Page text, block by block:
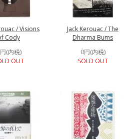
/ Visions
Cody
(内税)
OUT
Jack Kerouac / The
Dharma Bums
0円(内税)
SOLD OUT